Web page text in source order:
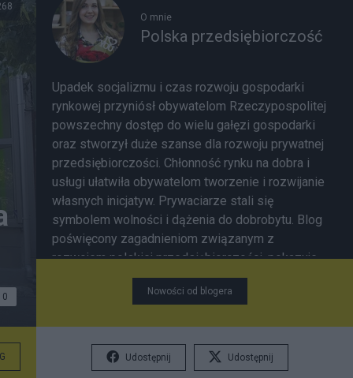
0
O mnie
Polska przedsiębiorczość
Upadek socjalizmu i czas rozwoju gospodarki
rynkowej przyniósł obywatelom Rzeczypospolitej
powszechny dostęp do wielu gałęzi gospodarki
oraz stworzył duże szanse dla rozwoju prywatnej
przedsiębiorczości. Chłonność rynku na dobra i
usługi ułatwiła obywatelom tworzenie i rozwijanie
własnych inicjatyw. Prywaciarze stali się
symbolem wolności i dążenia do dobrobytu. Blog
poświęcony zagadnieniom związanym z
rozwojem polskiej przedsiębiorczości, pokazuje,
jak kształtował się polski biznes. Publikacje
dotykają realiów czasów II RP oraz PRL-u.
specyfikę przemian w polskiej gospodarce.
Znaleźć tu można także informacje dotyczące
Nowości od blogera
Udostępnij Udostępnij